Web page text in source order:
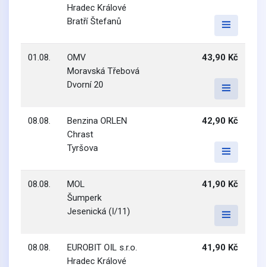
Hradec Králové
Bratří Štefanů
01.08.
OMV
Moravská Třebová
Dvorní 20
43,90 Kč
08.08.
Benzina ORLEN
Chrast
Tyršova
42,90 Kč
08.08.
MOL
Šumperk
Jesenická (I/11)
41,90 Kč
08.08.
EUROBIT OIL s.r.o.
Hradec Králové
41,90 Kč